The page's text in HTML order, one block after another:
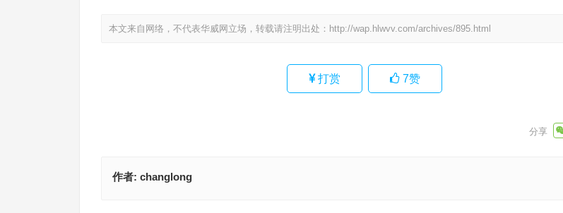
本文来自网络，不代表华威网立场，转载请注明出处： http://wap.hlwvv.com/archives/895.html
打赏 7赞
作者: changlong